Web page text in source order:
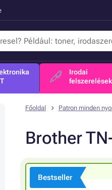
Irodai
felszerelések
Főoldal Patron minden
Brother
Bestseller